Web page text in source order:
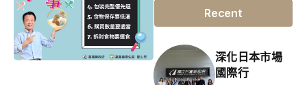
Recent
深化日本市場
國際行